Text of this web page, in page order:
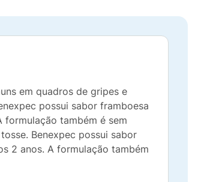
em quadros de gripes e
possui sabor framboesa
também é sem
Benexpec possui sabor
2 anos. A formulação também